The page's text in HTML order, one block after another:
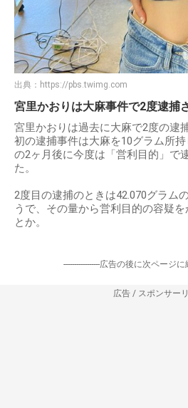
出典： https://pbs.twimg.com
宮里かおりは大麻事件で2度逮捕
宮里かおりは過去に大麻で2度の逮
初の逮捕事件は大麻を10グラム所
の2ヶ月後に今度は「営利目的」で
た。
2度目の逮捕のときは42.070グラム
うで、その量から営利目的の容疑
とか。
-----------------広告の後に次ページに
広告 / スポンサー